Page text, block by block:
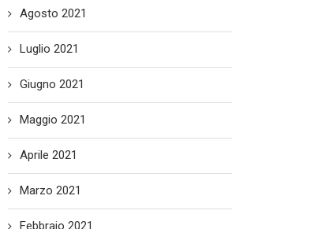
Agosto 2021
Luglio 2021
Giugno 2021
Maggio 2021
Aprile 2021
Marzo 2021
Febbraio 2021